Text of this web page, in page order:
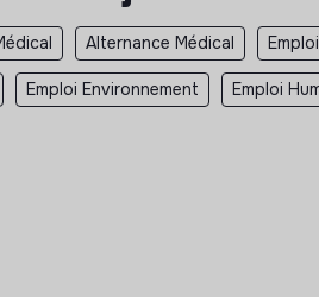
Alternance Médical
Emploi Environnement Emploi